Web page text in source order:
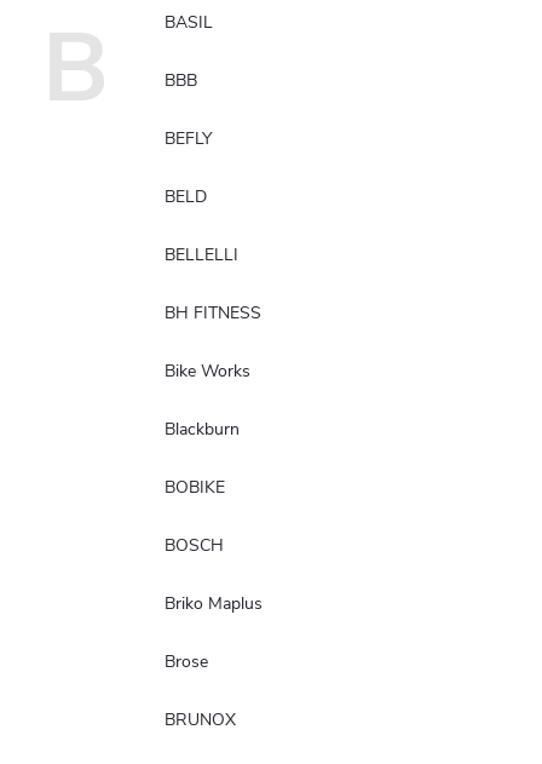
B BASIL
BBB
BEFLY
BELD
BELLELLI
BH FITNESS
Bike Works
Blackburn
BOBIKE
BOSCH
Briko Maplus
Brose
BRUNOX